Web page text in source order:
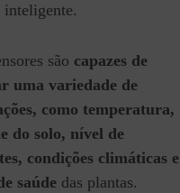
inteligente.
são capazes de
uma variedade de
como temperatura,
do solo, nível de
condições climáticas e
saúde das plantas.